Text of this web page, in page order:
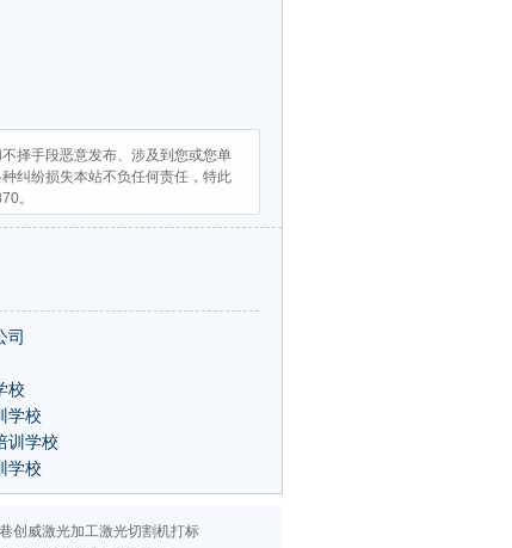
择手段恶意发布、涉及到您或您单
纠纷损失本站不负任何责任，特此
。
司
校
学校
训学校
学校
创威激光加工激光切割机打标